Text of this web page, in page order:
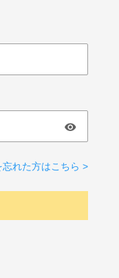
れた方はこちら >